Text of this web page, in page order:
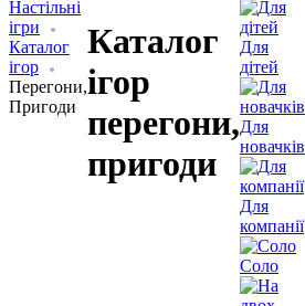
Настільні
ігри
Каталог
ігор
Перегони,
Пригоди
Каталог
ігор
перегони,
пригоди
Для
дітей
Для
новачків
Для
компанії
Соло